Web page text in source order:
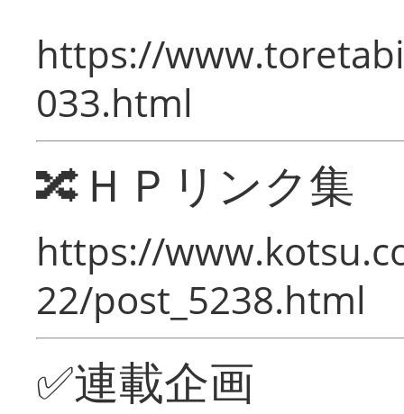
https://
033.html
🔀ＨＰリンク集
https://
22/post_5238.html
✅連載企画